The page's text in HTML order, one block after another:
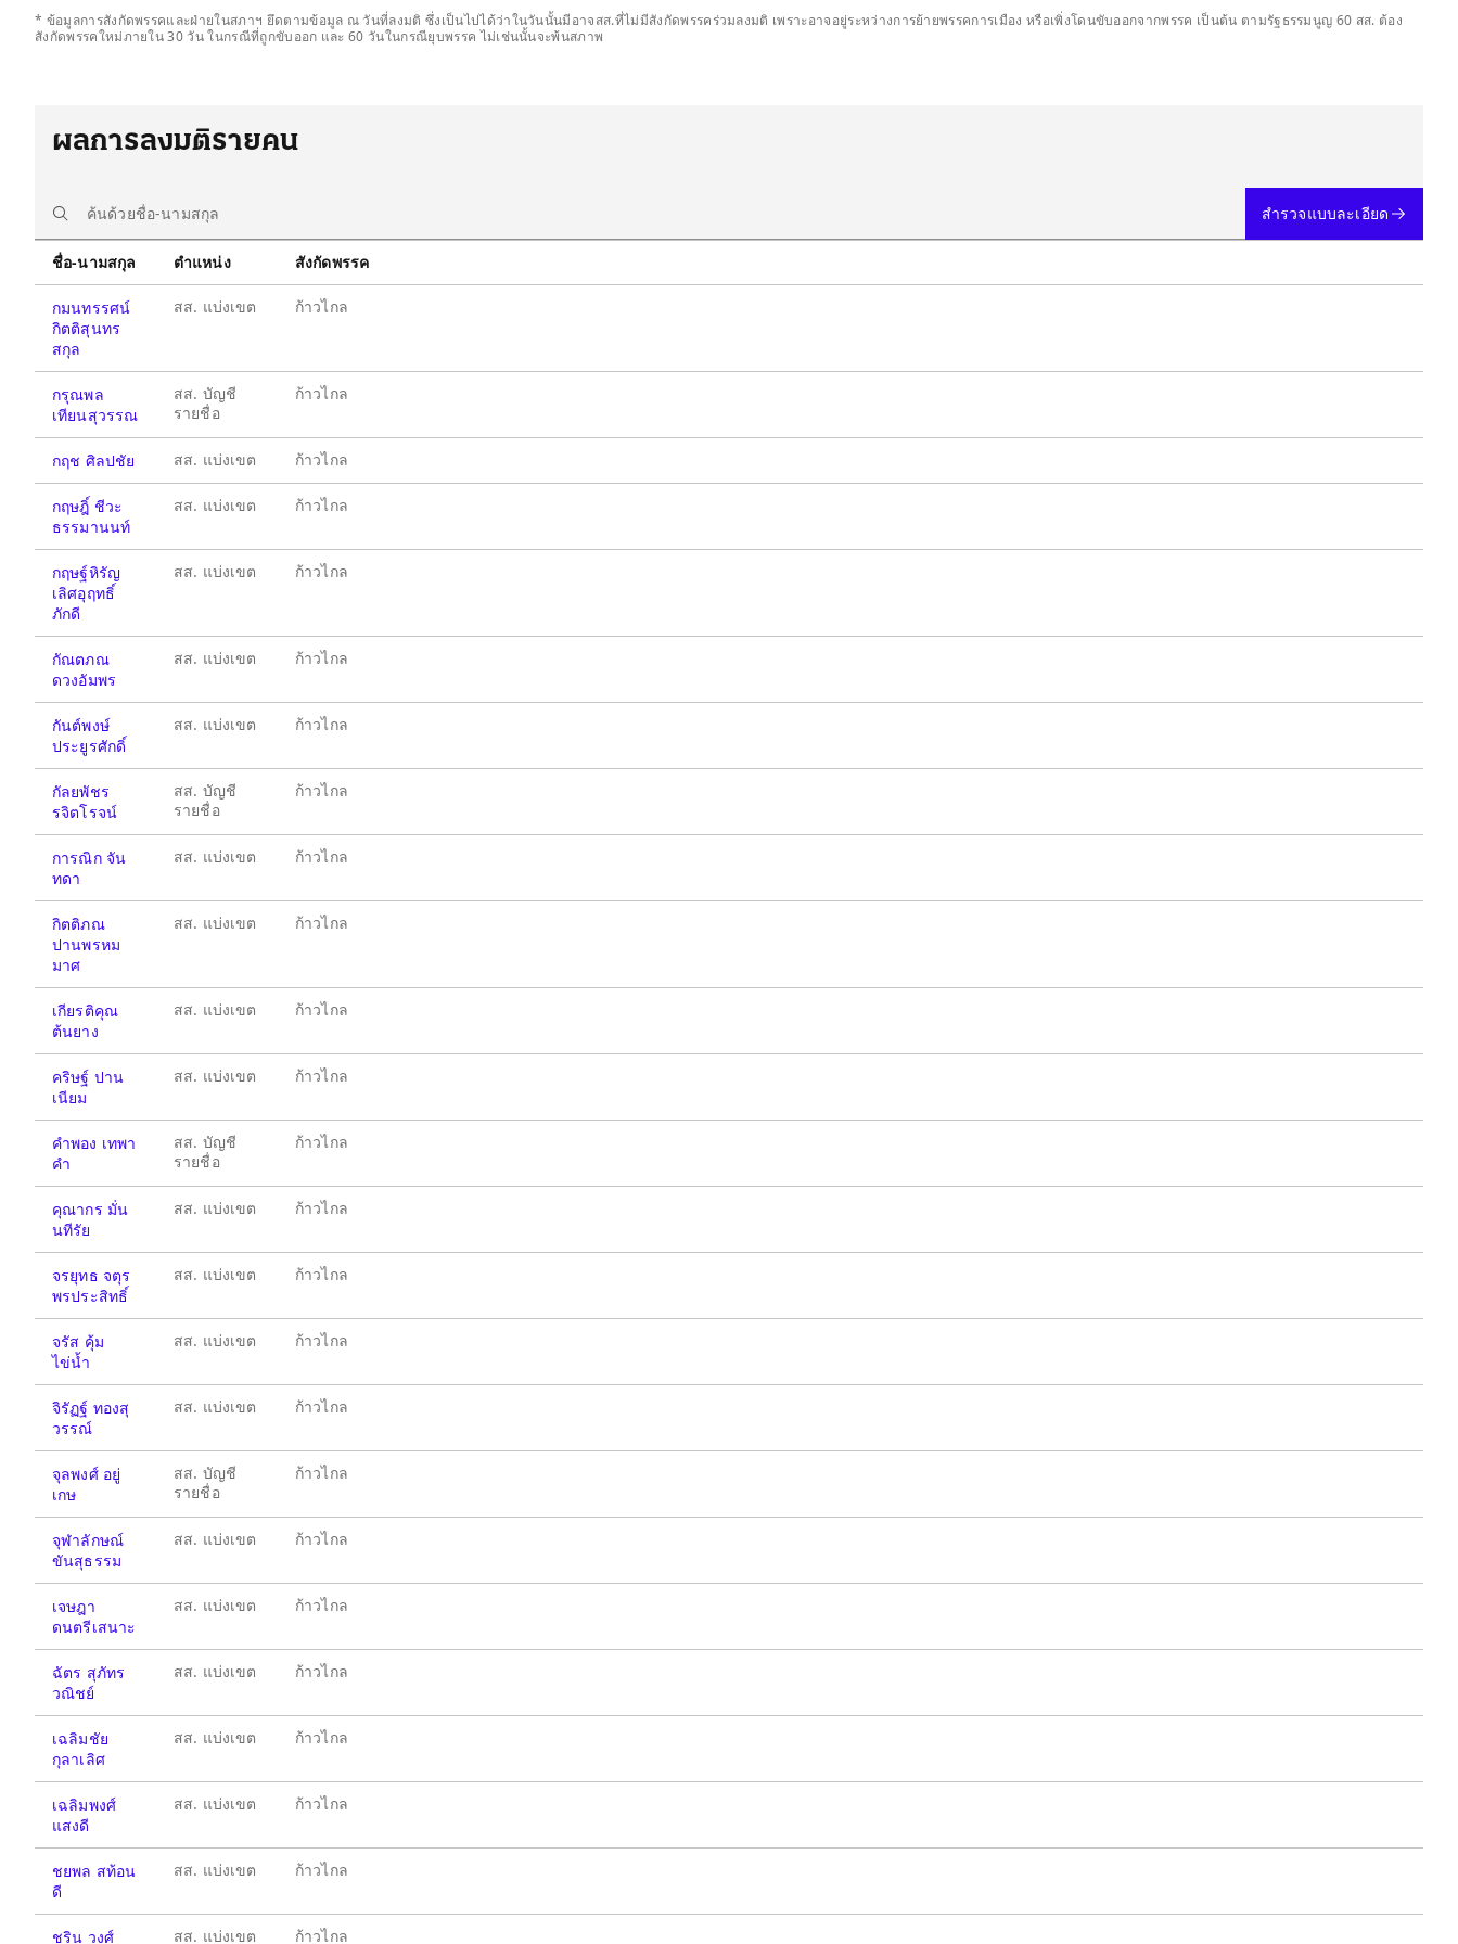
* ข้อมูลการสังกัดพรรคและฝ่ายในสภาฯ ยึดตามข้อมูล ณ วันที่ลงมติ ซึ่งเป็นไปได้ว่าในวันนั้นมีอาจสส.ที่ไม่มีสังกัดพรรคร่วมลงมติ เพราะอาจอยู่ระหว่างการย้ายพรรคการเมือง หรือเพิ่งโดนขับออกจากพรรค เป็นต้น ตามรัฐธรรมนูญ 60 สส. ต้อง
สังกัดพรรคใหม่ภายใน 30 วัน ในกรณีที่ถูกขับออก และ 60 วันในกรณียุบพรรค ไม่เช่นนั้นจะพ้นสภาพ
ผลการลงมติรายคน
สำรวจแบบละเอียด
ชื่อ-นามสกุล ตำแหน่ง สังกัดพรรค
กมนทรรศน์
กิตติสุนทร
สกุล
สส. แบ่งเขต ก้าวไกล
กรุณพล
เทียนสุวรรณ
สส. บัญชี
รายชื่อ
ก้าวไกล
กฤช ศิลปชัย สส. แบ่งเขต ก้าวไกล
กฤษฎิ์ ชีวะ
ธรรมานนท์
สส. แบ่งเขต ก้าวไกล
กฤษฐ์หิรัญ
เลิศอุฤทธิ์
ภักดี
สส. แบ่งเขต ก้าวไกล
กัณตภณ
ดวงอัมพร
สส. แบ่งเขต ก้าวไกล
กันต์พงษ์
ประยูรศักดิ์
สส. แบ่งเขต ก้าวไกล
กัลยพัชร
รจิตโรจน์
สส. บัญชี
รายชื่อ
ก้าวไกล
การณิก จัน
ทดา
สส. แบ่งเขต ก้าวไกล
กิตติภณ
ปานพรหม
มาศ
สส. แบ่งเขต ก้าวไกล
เกียรติคุณ
ต้นยาง
สส. แบ่งเขต ก้าวไกล
คริษฐ์ ปาน
เนียม
สส. แบ่งเขต ก้าวไกล
คำพอง เทพา
คำ
สส. บัญชี
รายชื่อ
ก้าวไกล
คุณากร มั่น
นทีรัย
สส. แบ่งเขต ก้าวไกล
จรยุทธ จตุร
พรประสิทธิ์
สส. แบ่งเขต ก้าวไกล
จรัส คุ้ม
ไข่น้ำ
สส. แบ่งเขต ก้าวไกล
จิรัฏฐ์ ทองสุ
วรรณ์
สส. แบ่งเขต ก้าวไกล
จุลพงศ์ อยู่
เกษ
สส. บัญชี
รายชื่อ
ก้าวไกล
จุฬาลักษณ์
ขันสุธรรม
สส. แบ่งเขต ก้าวไกล
เจษฎา
ดนตรีเสนาะ
สส. แบ่งเขต ก้าวไกล
ฉัตร สุภัทร
วณิชย์
สส. แบ่งเขต ก้าวไกล
เฉลิมชัย
กุลาเลิศ
สส. แบ่งเขต ก้าวไกล
เฉลิมพงศ์
แสงดี
สส. แบ่งเขต ก้าวไกล
ชยพล สท้อน
ดี
สส. แบ่งเขต ก้าวไกล
ชริน วงศ์ สส. แบ่งเขต ก้าวไกล